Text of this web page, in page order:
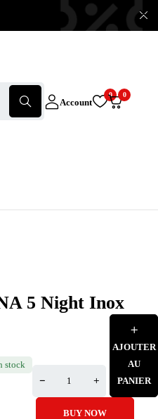
Account
0 0
5 Night Inox
stock
AJOUTER
AU
PANIER
BUY NOW